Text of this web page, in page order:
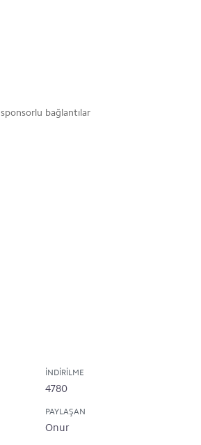
sponsorlu bağlantılar
İNDIRILME
4780
PAYLAŞAN
Onur